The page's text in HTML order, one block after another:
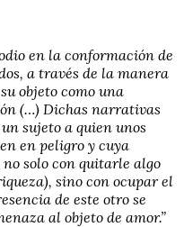
en la conformación de
a través de la manera
objeto como una
(…) Dichas narrativas
sujeto a quien unos
en peligro y cuya
solo con quitarle algo
sino con ocupar el
de este otro se
al objeto de amor.”